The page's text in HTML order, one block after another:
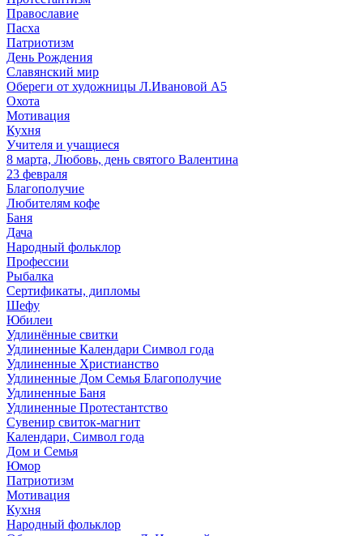
Православие
Пасха
Патриотизм
День Рождения
Славянский мир
Обереги от художницы Л.Ивановой А5
Охота
Мотивация
Кухня
Учителя и учащиеся
8 марта, Любовь, день святого Валентина
23 февраля
Благополучие
Любителям кофе
Баня
Дача
Народный фольклор
Профессии
Рыбалка
Сертификаты, дипломы
Шефу
Юбилеи
Удлинённые свитки
Удлиненные Календари Символ года
Удлиненные Христианство
Удлиненные Дом Семья Благополучие
Удлиненные Баня
Удлиненные Протестантство
Сувенир свиток-магнит
Календари, Символ года
Дом и Семья
Юмор
Патриотизм
Мотивация
Кухня
Народный фольклор